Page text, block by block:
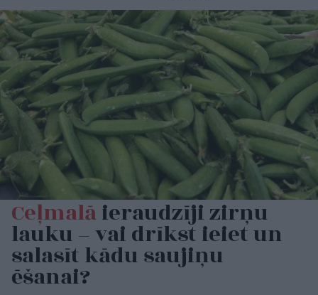
Ceļmalāieraudzīji zirņu
lauku – vai drīkst ieiet un
salasīt kādu saujiņu
ēšanai?